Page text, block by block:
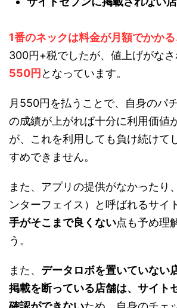
1番のネックは料金が月額でかかる
300円+税でしたが、値上げがなさ
550円となっています。
月550円を払うことで、自身のパ
の成績が上がれば十分に利用価値
が、これを利用しても負け続けて
すめできません。
また、アプリの提供がなかったり
ンターフェイス）と呼ばれるサイ
手がそこまで良くない点も予め理
う。
また、 データロボを置いていない
掲載を断っている店舗は、サイト